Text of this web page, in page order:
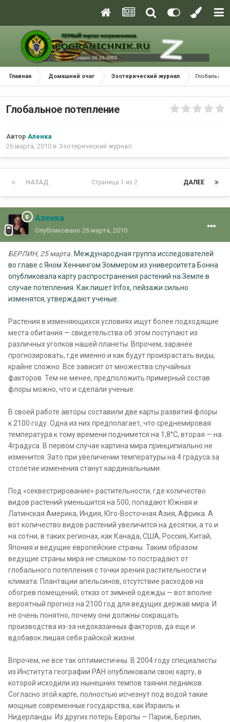
Главная Домашний очаг Эзотерический журнал
Глобальное потепление
Автор Аленка
26 марта, 2010 в Эзотерический журнал
НАЗАД ДАЛЕЕ
Страница 1 из 2
Аленка
Опубликовано 26 марта, 2010
БЕРЛИН, 25 марта. Международная группа исследователей
во главе с Яном Хеннингом Зоммером из университета Бонна
опубликовала карту распространения растений на Земле в
случае потепления. Как пишет Infox, пейзажи сильно
изменятся, утверждают ученые.
Растения в изменяющихся условиях ищут более подходящие
места обитания — свидетельства об этом поступают из
различных уголков нашей планеты. Впрочем, заранее
прогнозировать, где именно и как будут произрастать виды,
крайне сложно. Все зависит от множества случайных
факторов. Тем не менее, предположить примерный состав
флоры можно, что и сделали ученые.
В своей работе авторы составили две карты развития флоры
к 2100 году. Одна из них предполагает, что среднемировая
температура к тому времени поднимется на 1,8°С, вторая — на
4градуса. В первом случае картина мира принципиально не
изменится. Зато при увеличении температуры на 4 градуса за
столетие изменения станут кардинальными.
Под «секвестрирование» растительности, где количество
видов растений уменьшится на 500, попадают Южная и
Латинская Америка, Индия, Юго-Восточная Азия, Африка. А
вот количество видов растений увеличится на десятки, а то и
на сотни, в таких регионах, как Канада, США, Россия, Китай,
Япония и ведущие европейские страны. Таким образом
ведущие страны мира не слишком-то пострадают от
глобального потепления с точки зрения растительности и
климата. Плантации апельсинов, отсутствие расходов на
обогрев помещений, отказ от зимней одежды — вот вполне
вероятный прогноз на 2100 год для ведущих держав мира. И
не очень понятно, почему они должны сокращать
производства из-за недоказанных факторов, да еще и
вдобавок лишая себя райской жизни.
Впрочем, не все так оптимистичны. В 2004 году специалисты
из Института географии РАН опубликовали свою карту, в
которой исходили из нынешних темпов таяния ледников.
Согласно этой карте, полностью исчезнут под водой такие
мощные современные государства, как Израиль и
Нидерланды. Из других потерь Европы — Париж, Берлин,